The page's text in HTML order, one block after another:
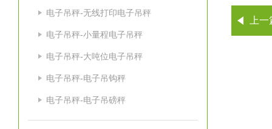
电子吊秤-无线打印电子吊秤
电子吊秤-小量程电子吊秤
电子吊秤-大吨位电子吊秤
电子吊秤-电子吊钩秤
电子吊秤-电子吊磅秤
上